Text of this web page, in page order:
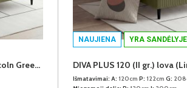
DIVA PLUS 140 (II gr.) lova (Lincoln Green-37)
NAUJIENA YRA SANDĖLYJE
Išmatavimai: A: 120cm P: 122cm G: